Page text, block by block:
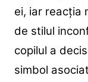
ei, iar reacția
de stilul
copilul a
simbol